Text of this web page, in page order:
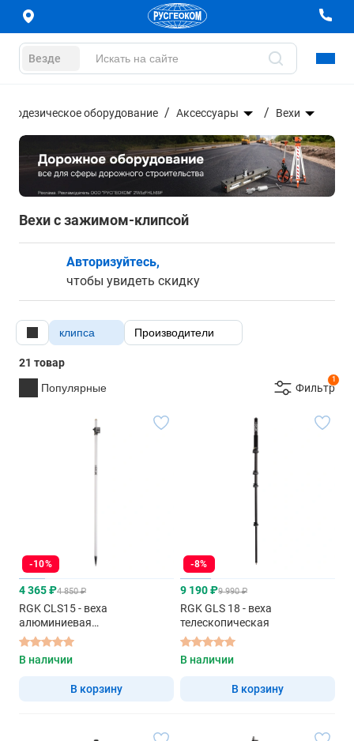
Везде
Геодезическое оборудование Аксессуары Вехи
Вехи с зажимом-клипсой
Авторизуйтесь,
чтобы увидеть скидку
клипса Производители
21 товар
Популярные
1
Фильтр
-10%
4 365 ₽4 850 ₽
RGK CLS15 - веха
алюминиевая
телескопическая
В наличии
В корзину
-8%
9 190 ₽9 990 ₽
RGK GLS 18 - веха
телескопическая
В наличии
В корзину